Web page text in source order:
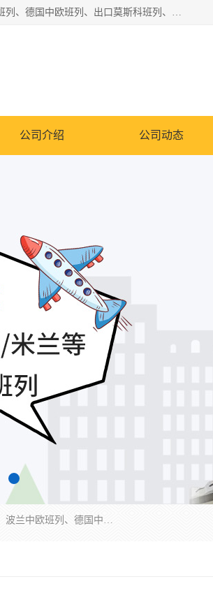
邦赋供应链管理成都有限公司是一家全球性的货物运输代理公司，主要从事：波兰中欧班列、德国中欧班列、出口莫斯科班列、中欧班列进口、蓉欧铁路、成都出口空运等业务，同时亦提供报关、报检、仓储、码头操作等服务。
公司介绍 公司动态
邦赋供应链管理成都有限公司是一家全球性的货物运输代理公司，主要从事：波兰中欧班列、德国中欧班列、出口莫斯科班列、中欧班列进口、蓉欧铁路、成都出口空运等业务，同时亦提供报关、报检、仓储、码头操作等服务。